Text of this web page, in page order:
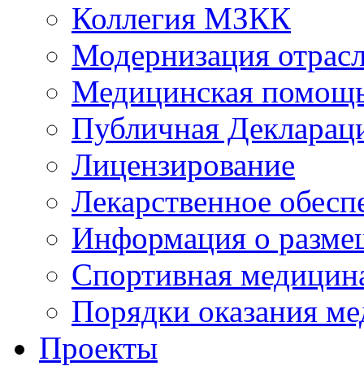
Коллегия МЗКК
Модернизация
Медицинская
Публичная
Лицензирование
Лекарственное
Информация о
Спортивная
Порядки оказания
Проекты